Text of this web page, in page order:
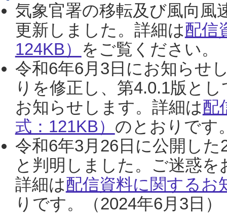
気象官署の移転及び風向風
更新しました。詳細は配信
124KB） をご覧ください。
令和6年6月3日にお知らせ
りを修正し、第4.0.1版と
お知らせします。詳細は配
式：121KB） のとおりです
令和6年3月26日に公開し
と判明しました。ご迷惑
詳細は配信資料に関するお
りです。（2024年6月3日）